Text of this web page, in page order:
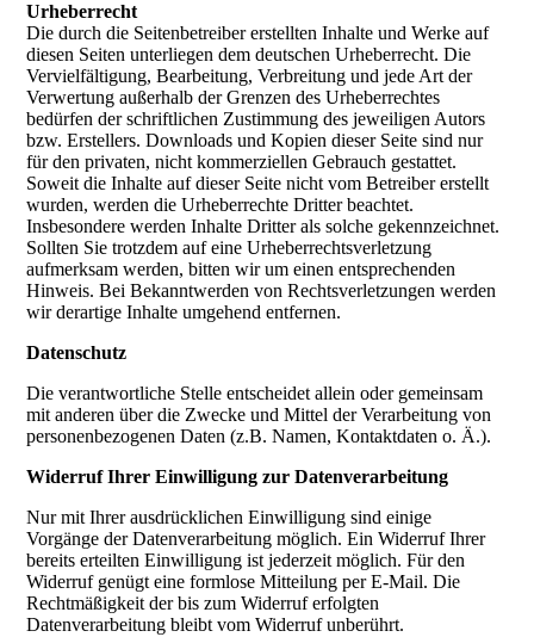
Urheberrecht
Die durch die Seitenbetreiber erstellten Inhalte und Werke auf
diesen Seiten unterliegen dem deutschen Urheberrecht. Die
Vervielfältigung, Bearbeitung, Verbreitung und jede Art der
Verwertung außerhalb der Grenzen des Urheberrechtes
bedürfen der schriftlichen Zustimmung des jeweiligen Autors
bzw. Erstellers. Downloads und Kopien dieser Seite sind nur
für den privaten, nicht kommerziellen Gebrauch gestattet.
Soweit die Inhalte auf dieser Seite nicht vom Betreiber erstellt
wurden, werden die Urheberrechte Dritter beachtet.
Insbesondere werden Inhalte Dritter als solche gekennzeichnet.
Sollten Sie trotzdem auf eine Urheberrechtsverletzung
aufmerksam werden, bitten wir um einen entsprechenden
Hinweis. Bei Bekanntwerden von Rechtsverletzungen werden
wir derartige Inhalte umgehend entfernen.
Datenschutz
Die verantwortliche Stelle entscheidet allein oder gemeinsam
mit anderen über die Zwecke und Mittel der Verarbeitung von
personenbezogenen Daten (z.B. Namen, Kontaktdaten o. Ä.).
Widerruf Ihrer Einwilligung zur Datenverarbeitung
Nur mit Ihrer ausdrücklichen Einwilligung sind einige
Vorgänge der Datenverarbeitung möglich. Ein Widerruf Ihrer
bereits erteilten Einwilligung ist jederzeit möglich. Für den
Widerruf genügt eine formlose Mitteilung per E-Mail. Die
Rechtmäßigkeit der bis zum Widerruf erfolgten
Datenverarbeitung bleibt vom Widerruf unberührt.